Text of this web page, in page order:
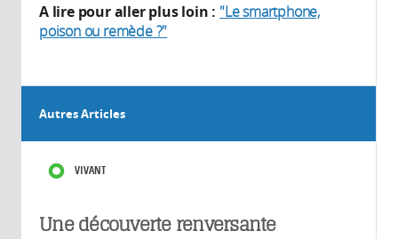
A lire pour aller plus loin : "Le smartphone,
poison ou remède ?"
Autres Articles
VIVANT
Une découverte renversante